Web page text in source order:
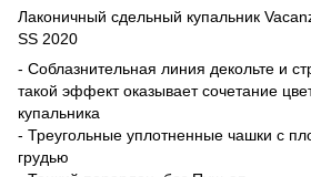
Лаконичный сдельный купальник
SS 2020
- Соблазнительная линия декольте и
такой эффект оказывает сочетание
купальника
- Треугольные уплотненные чашки с
грудью